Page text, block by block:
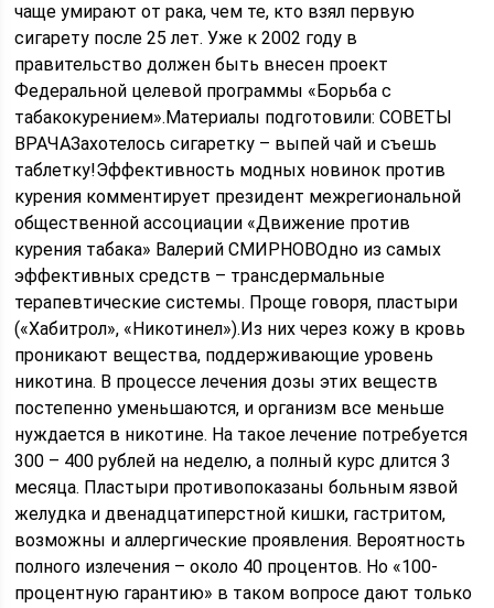
чаще умирают от рака, чем те, кто взял первую
сигарету после 25 лет. Уже к 2002 году в
правительство должен быть внесен проект
Федеральной целевой программы «Борьба с
табакокурением».Материалы подготовили: СОВЕТЫ
ВРАЧАЗахотелось сигаретку – выпей чай и съешь
таблетку!Эффективность модных новинок против
курения комментирует президент межрегиональной
общественной ассоциации «Движение против
курения табака» Валерий СМИРНОВОдно из самых
эффективных средств – трансдермальные
терапевтические системы. Проще говоря, пластыри
(«Хабитрол», «Никотинел»).Из них через кожу в кровь
проникают вещества, поддерживающие уровень
никотина. В процессе лечения дозы этих веществ
постепенно уменьшаются, и организм все меньше
нуждается в никотине. На такое лечение потребуется
300 – 400 рублей на неделю, а полный курс длится 3
месяца. Пластыри противопоказаны больным язвой
желудка и двенадцатиперстной кишки, гастритом,
возможны и аллергические проявления. Вероятность
полного излечения – около 40 процентов. Но «100-
процентную гарантию» в таком вопросе дают только